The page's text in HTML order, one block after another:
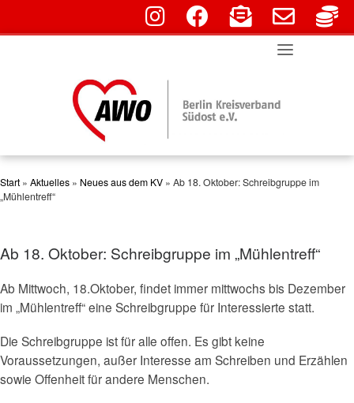
content
fab fa-instagramfab fa-facebook
fas fa-envelope-
far fa-
Start » Aktuelles » Neues aus dem KV » Ab 18. Oktober: Schreibgruppe im
„Mühlentreff“
Ab 18. Oktober: Schreibgruppe im „Mühlentreff“
Ab Mittwoch, 18.Oktober, findet immer mittwochs bis Dezember
im „Mühlentreff“ eine Schreibgruppe für Interessierte statt.
Die Schreibgruppe ist für alle offen. Es gibt keine
Voraussetzungen, außer Interesse am Schreiben und Erzählen
sowie Offenheit für andere Menschen.